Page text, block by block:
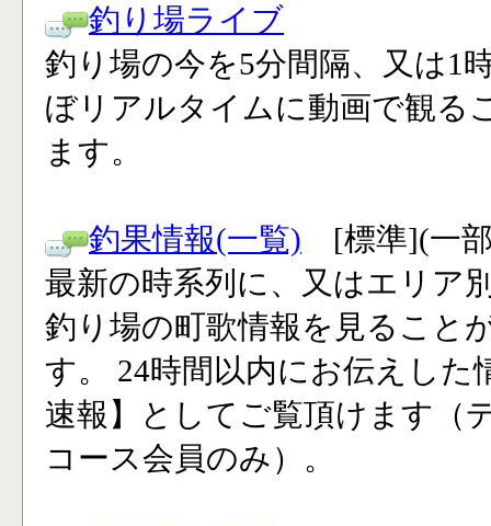
釣り場ライブ
釣り場の今を5分間隔、又は1
ぼリアルタイムに動画で観る
ます。
釣果情報(一覧) [標準](一
最新の時系列に、又はエリア
釣り場の町歌情報を見ること
す。 24時間以内にお伝えした
速報】としてご覧頂けます（
コース会員のみ）。